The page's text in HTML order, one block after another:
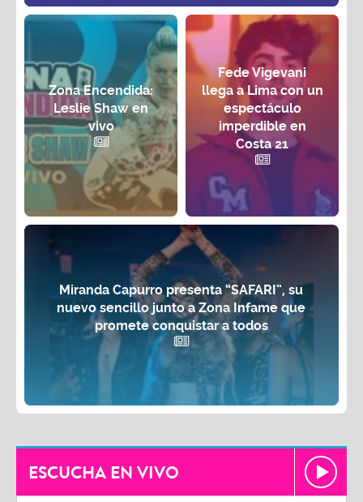
Zona Encendida:
Leslie Shaw en
vivo
Fede Vigevani
llega a Lima con un
espectáculo
imperdible en
Costa 21
Miranda Capurro presenta “SAFARI”, su
nuevo sencillo junto a Zona Infame que
promete conquistar a todos
ESCUCHA EN VIVO